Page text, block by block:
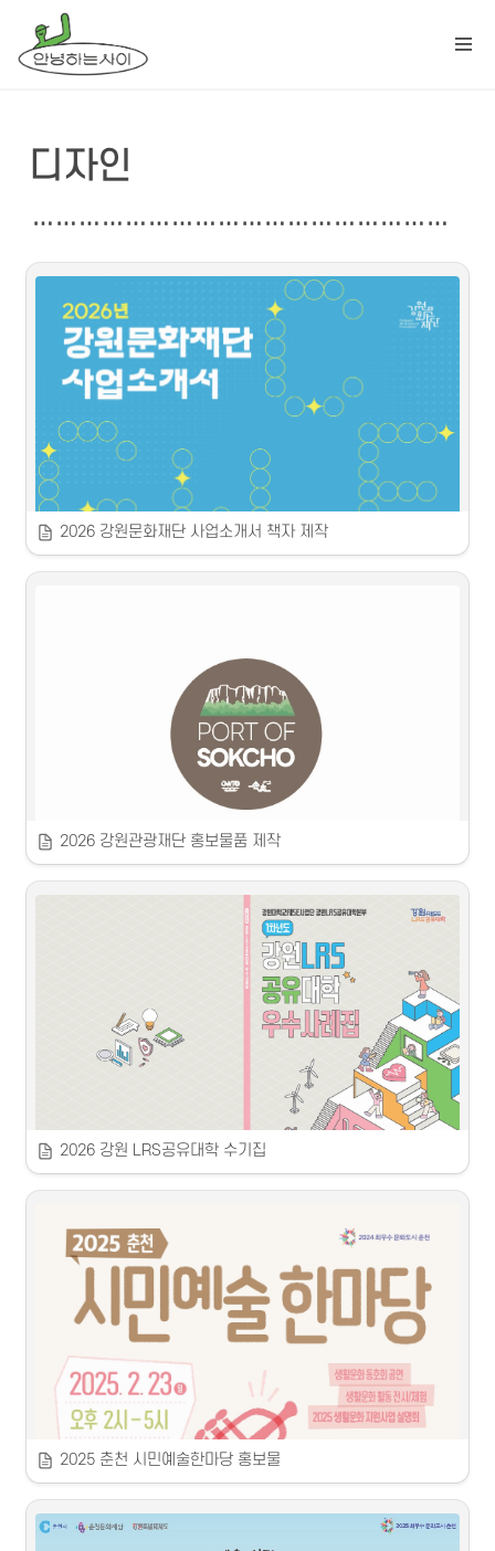
디자인
…………………………………………………………………………………………………………………
2026 강원문화재단 사업소개서 책자 제작
2026 강원관광재단 홍보물품 제작
강원관광재단
2026 강원관광재단 홍보물품 제작
2026 강원LRS공유대학 수기집
2026
강원 RISE 사업단 강원 LRS공유대학 본부
2026 강원 LRS공유대학 수기집
2025 춘천 시민예술한마당 홍보물